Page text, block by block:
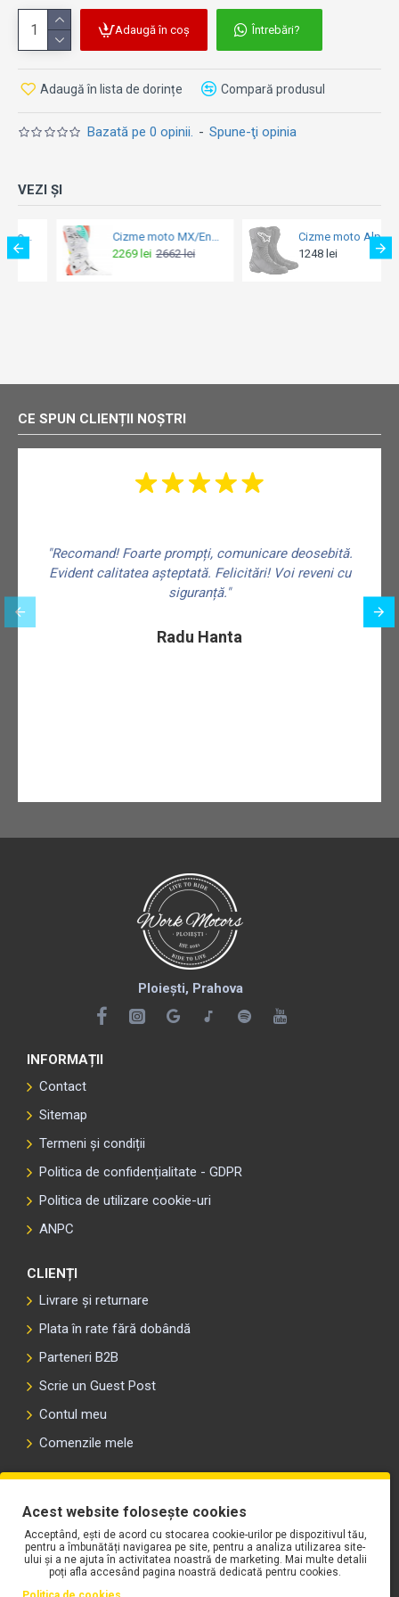
Specificații:
EN 13634:2017
Protecție pentru tibie: protejează partea
inferioară a piciorului de impacturi
Bazată pe 0 opinii. - Spune-ţi opinia
Adaugă în coș Întrebări?
Adaugă în lista de dorințe Compară produsul
VEZI ȘI
Cizme moto MX/Enduro - Sidi Crossfire 3 SRS White/Fluo Mint/Fluo Coral
2269 lei 2662 lei
Cizme moto Alpinestars SMX-S Black/Black
1248 lei
CE SPUN CLIENȚII NOȘTRI
"Recomand! Foarte prompți, comunicare deosebită.
Evident calitatea așteptată. Felicitări! Voi reveni cu
siguranță."
Radu Hanta
Ploiești, Prahova
INFORMAȚII
Contact
Sitemap
Termeni și condiții
Politica de confidențialitate - GDPR
Politica de utilizare cookie-uri
ANPC
CLIENȚI
Livrare și returnare
Plata în rate fără dobândă
Parteneri B2B
Scrie un Guest Post
Contul meu
Comenzile mele
Acest website folosește cookies
Acceptând, ești de acord cu stocarea cookie-urilor pe dispozitivul tău,
pentru a îmbunătăți navigarea pe site, pentru a analiza utilizarea site-
ului și a ne ajuta în activitatea noastră de marketing. Mai multe detalii
poți afla accesând pagina noastră dedicată pentru cookies.